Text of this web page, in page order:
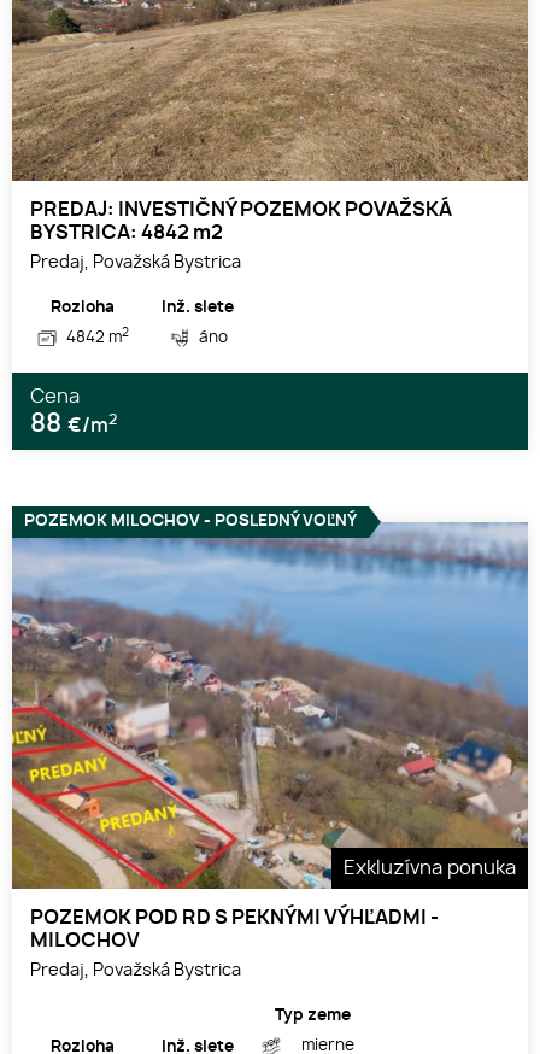
PREDAJ: INVESTIČNÝ POZEMOK POVAŽSKÁ
BYSTRICA: 4842 m2
Predaj, Považská Bystrica
Rozloha
4842 m2
Inž. siete
áno
Cena
88 €/m2
Exkluzívna ponuka
POZEMOK POD RD S PEKNÝMI VÝHĽADMI -
MILOCHOV
Predaj, Považská Bystrica
Rozloha
Inž. siete
Typ zeme
mierne
POZEMOK MILOCHOV - POSLEDNÝ VOĽNÝ